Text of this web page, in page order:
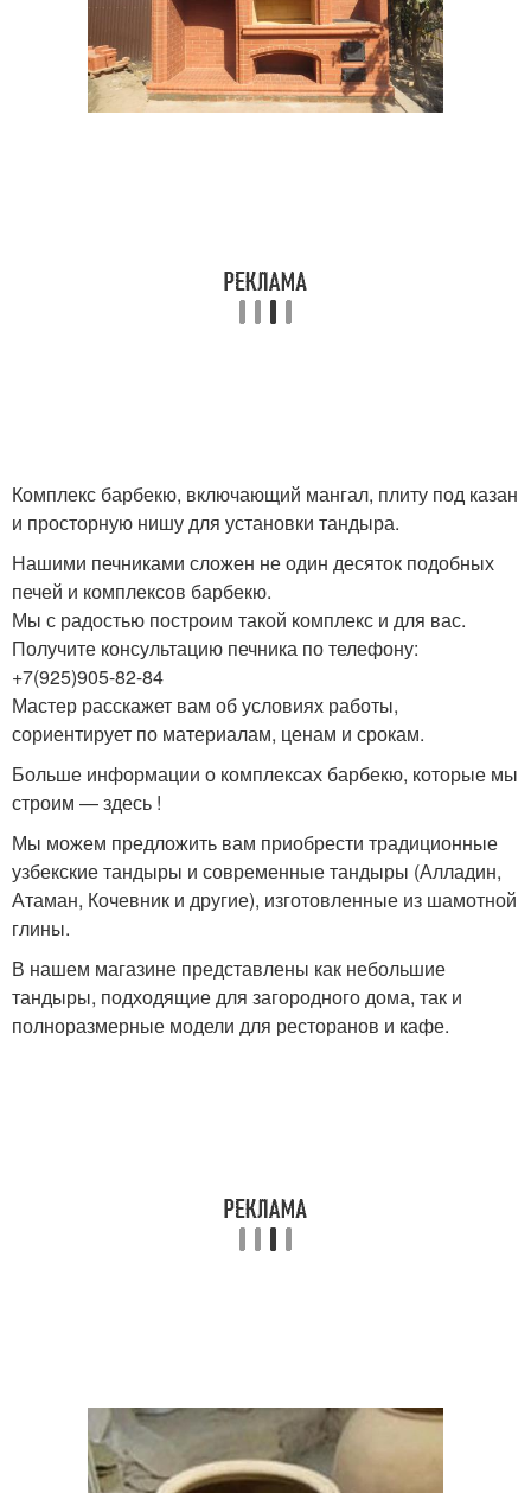
Комплекс барбекю, включающий мангал, плиту под казан
и просторную нишу для установки тандыра.
Нашими печниками сложен не один десяток подобных
печей и комплексов барбекю.
Мы с радостью построим такой комплекс и для вас.
Получите консультацию печника по телефону:
+7(925)905-82-84
Мастер расскажет вам об условиях работы,
сориентирует по материалам, ценам и срокам.
Больше информации о комплексах барбекю, которые мы
строим — здесь !
Мы можем предложить вам приобрести традиционные
узбекские тандыры и современные тандыры (Алладин,
Атаман, Кочевник и другие), изготовленные из шамотной
глины.
В нашем магазине представлены как небольшие
тандыры, подходящие для загородного дома, так и
полноразмерные модели для ресторанов и кафе.